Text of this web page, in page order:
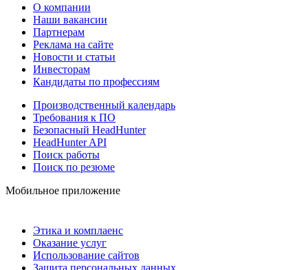
О компании
Наши вакансии
Партнерам
Реклама на сайте
Новости и статьи
Инвесторам
Кандидаты по профессиям
Производственный календарь
Требования к ПО
Безопасный HeadHunter
HeadHunter API
Поиск работы
Поиск по резюме
Мобильное приложение
Этика и комплаенс
Оказание услуг
Использование сайтов
Защита персональных данных